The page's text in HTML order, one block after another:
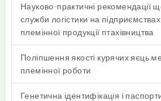
Науково-практичні рекомендації
служби логістики на
племінної продукції птахівництва
Поліпшення якості курячих яєць
племінної роботи
Генетична ідентифікація і